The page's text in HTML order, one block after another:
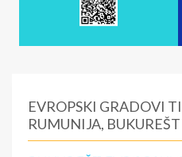
EVROPSKI GRADOVI
RUMUNIJA, BUKUREŠT